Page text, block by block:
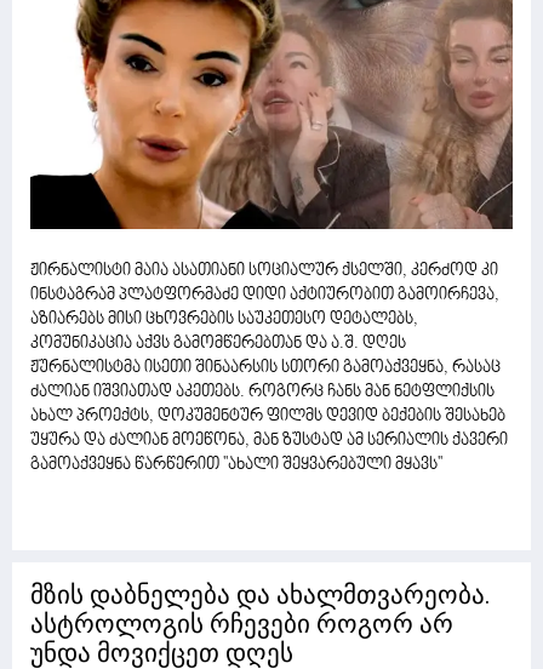
ჟირნალისტი მაია ასათიანი სოციალურ ქსელში, კერძოდ კი
ინსტაგრამ პლატფორმაძე დიდი აქტიურობით გამოირჩევა,
აზიარებს მისი ცხოვრების საუკეთესო დეტალებს,
კომუნიკაცია აქვს გამომწერებთან და ა.შ. დღეს
ჟურნალისტმა ისეთი შინაარსის სთორი გამოაქვეყნა, რასაც
ძალიან იშვიათად აკეთებს. როგორც ჩანს მან ნეტფლიქსის
ახალ პროექტს, დოკუმენტურ ფილმს დევიდ ბექების შესახებ
უყურა და ძალიან მოეწონა, მან ზუსტად ამ სერიალის ქავერი
გამოაქვეყნა წარწერით ''ახალი შეყვარებული მყავს''
მზის დაბნელება და ახალმთვარეობა.
ასტროლოგის რჩევები როგორ არ
უნდა მოვიქცეთ დღეს